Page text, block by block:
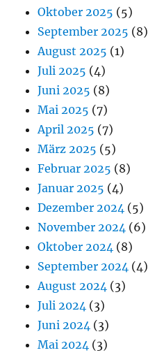
Oktober 2025 (5)
September 2025 (8)
August 2025 (1)
Juli 2025 (4)
Juni 2025 (8)
Mai 2025 (7)
April 2025 (7)
März 2025 (5)
Februar 2025 (8)
Januar 2025 (4)
Dezember 2024 (5)
November 2024 (6)
Oktober 2024 (8)
September 2024 (4)
August 2024 (3)
Juli 2024 (3)
Juni 2024 (3)
Mai 2024 (3)